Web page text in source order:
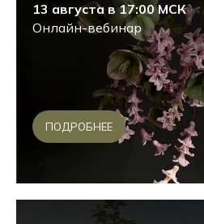
13 августа в 17:00 МСК
Онлайн-вебинар
ПОДРОБНЕЕ